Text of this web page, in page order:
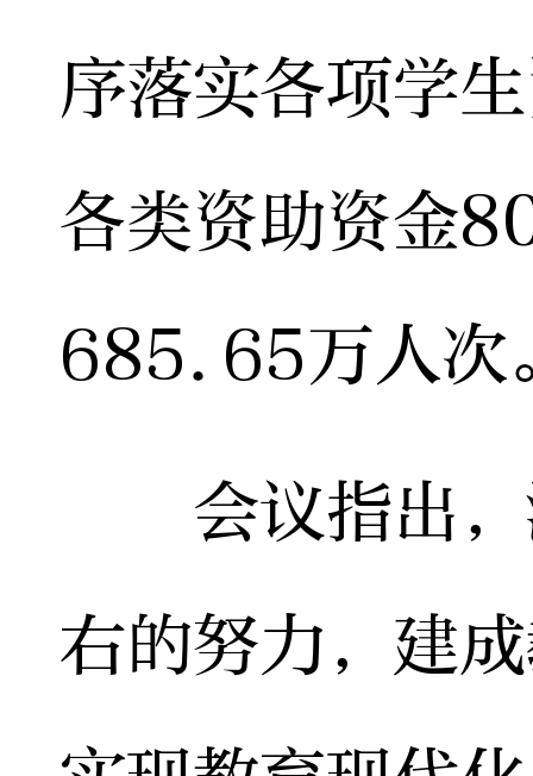
序落实各项学
各类资助资金
685.65万人次
会议指出，
右的努力，建